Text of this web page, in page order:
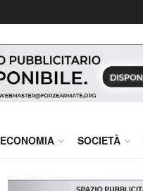
ECONOMIA SOCIETÀ